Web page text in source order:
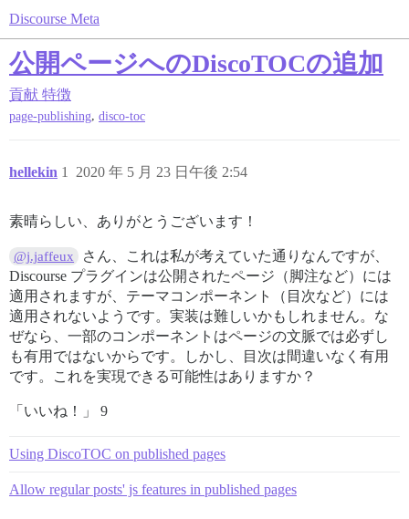
Discourse Meta
公開ページへのDiscoTOCの追加
貢献 特徴
page-publishing, disco-toc
hellekin 2020 年 5 月 23 日午後 2:54
1
素晴らしい、ありがとうございます！
@j.jaffeux
さん、これは私が考えていた通りなんですが、
Discourse プラグインは公開されたページ（脚注など）には
適用されますが、テーマコンポーネント（目次など）には
適用されないようです。実装は難しいかもしれません。な
ぜなら、一部のコンポーネントはページの文脈では必ずし
も有用ではないからです。しかし、目次は間違いなく有用
です。これを実現できる可能性はありますか？
「いいね！」 9
Using DiscoTOC on published pages
Allow regular posts' js features in published pages